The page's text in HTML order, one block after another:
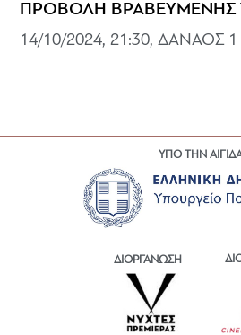
ΠΡΟΒΟΛΗ ΒΡΑΒΕΥΜΕΝΗΣ
14/10/2024, 21:30, ΔΑΝΑΟΣ 1
ΥΠΟ ΤΗΝ
ΔΙΟΡΓΑΝΩΣΗ